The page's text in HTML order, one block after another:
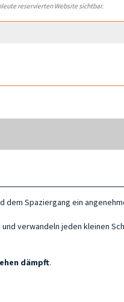
reservierten Website sichtbar.
dem Spaziergang ein
verwandeln jeden kleinen
dämpft.